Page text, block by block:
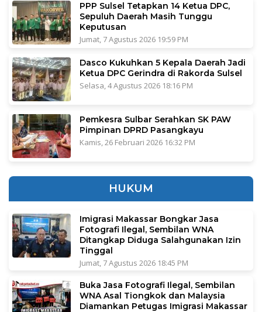
PPP Sulsel Tetapkan 14 Ketua DPC,
Sepuluh Daerah Masih Tunggu
Keputusan
Jumat, 7 Agustus 2026 19:59 PM
Dasco Kukuhkan 5 Kepala Daerah Jadi
Ketua DPC Gerindra di Rakorda Sulsel
Selasa, 4 Agustus 2026 18:16 PM
Pemkesra Sulbar Serahkan SK PAW
Pimpinan DPRD Pasangkayu
Kamis, 26 Februari 2026 16:32 PM
HUKUM
Imigrasi Makassar Bongkar Jasa
Fotografi Ilegal, Sembilan WNA
Ditangkap Diduga Salahgunakan Izin
Tinggal
Jumat, 7 Agustus 2026 18:45 PM
Buka Jasa Fotografi Ilegal, Sembilan
WNA Asal Tiongkok dan Malaysia
Diamankan Petugas Imigrasi Makassar